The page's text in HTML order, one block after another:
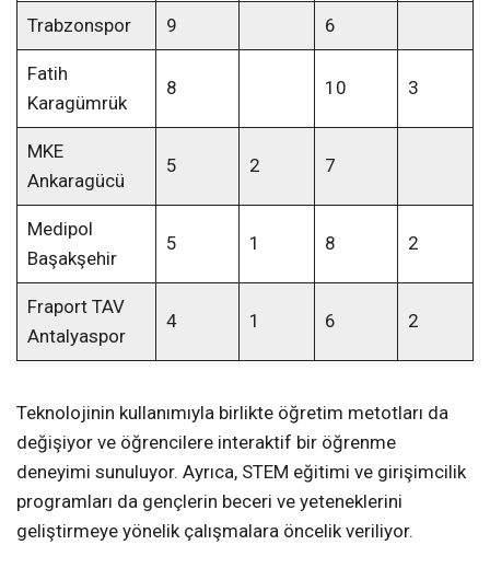
Trabzonspor 9 6
Fatih
Karagümrük
8 10 3
MKE
Ankaragücü
5 2 7
Medipol
Başakşehir
5 1 8 2
Fraport TAV
Antalyaspor
4 1 6 2
Teknolojinin kullanımıyla birlikte öğretim metotları da
değişiyor ve öğrencilere interaktif bir öğrenme
deneyimi sunuluyor. Ayrıca, STEM eğitimi ve girişimcilik
programları da gençlerin beceri ve yeteneklerini
geliştirmeye yönelik çalışmalara öncelik veriliyor.